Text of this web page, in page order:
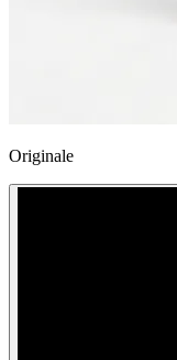
Originale